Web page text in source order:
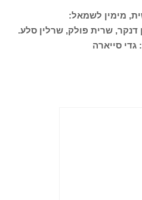
מימין לשמאל:
דנקר, שרית פולק, שרלין סלע.
גדי סייארה